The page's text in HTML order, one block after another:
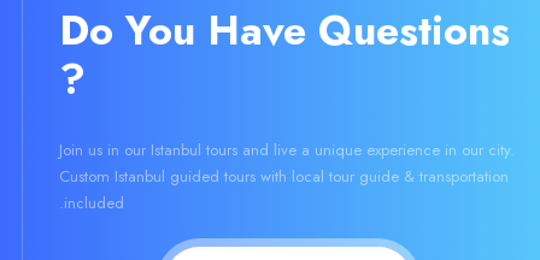
Do You Have Questions
?
Join us in our Istanbul tours and live a unique experience in our city.
Custom Istanbul guided tours with local tour guide & transportation
included.